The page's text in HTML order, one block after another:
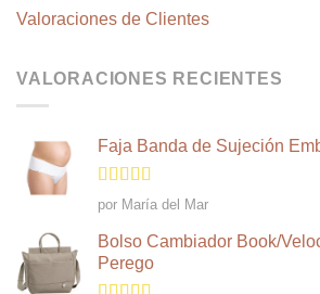
Valoraciones de Clientes
VALORACIONES RECIENTES
Faja Banda de Sujeción
Valorado
en
por María del Mar
Bolso Cambiador Book/
Perego